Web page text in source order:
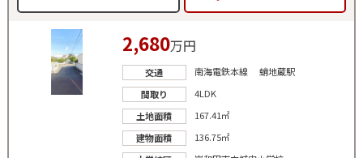
2,680万円
交通
南海電鉄本線 蛸地蔵駅
間取り
4LDK
土地面積
167.41㎡
建物面積
136.75㎡